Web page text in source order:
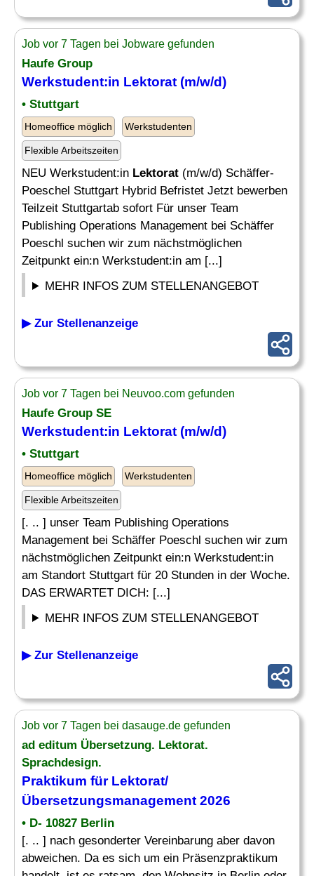
Job vor 7 Tagen bei Jobware gefunden
Haufe Group
Werkstudent:in Lektorat (m/w/d)
• Stuttgart
Homeoffice möglich Werkstudenten
Flexible Arbeitszeiten
NEU Werkstudent:in Lektorat (m/w/d) Schäffer-
Poeschel Stuttgart Hybrid Befristet Jetzt bewerben
Teilzeit Stuttgartab sofort Für unser Team
Publishing Operations Management bei Schäffer
Poeschl suchen wir zum nächstmöglichen
Zeitpunkt ein:n Werkstudent:in am [...]
MEHR INFOS ZUM STELLENANGEBOT
▶ Zur Stellenanzeige
Job vor 7 Tagen bei Neuvoo.com gefunden
Haufe Group SE
Werkstudent:in Lektorat (m/w/d)
• Stuttgart
Homeoffice möglich Werkstudenten
Flexible Arbeitszeiten
[. .. ] unser Team Publishing Operations
Management bei Schäffer Poeschl suchen wir zum
nächstmöglichen Zeitpunkt ein:n Werkstudent:in
am Standort Stuttgart für 20 Stunden in der Woche.
DAS ERWARTET DICH: [...]
MEHR INFOS ZUM STELLENANGEBOT
▶ Zur Stellenanzeige
Job vor 7 Tagen bei dasauge.de gefunden
ad editum Übersetzung. Lektorat.
Sprachdesign.
Praktikum für Lektorat/
Übersetzungsmanagement 2026
• D- 10827 Berlin
[. .. ] nach gesonderter Vereinbarung aber davon
abweichen. Da es sich um ein Präsenzpraktikum